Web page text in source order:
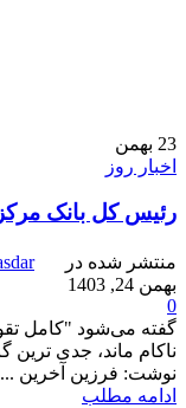
23 بهمن
اخبار روز
رئیس‌ کل بانک
منتشر شده در
بهمن 24, 1403
0
گفته می‌شود "کامل
ناکام ماند، جدی
نوشت: فرزین آخرین ...
ادامه مطلب